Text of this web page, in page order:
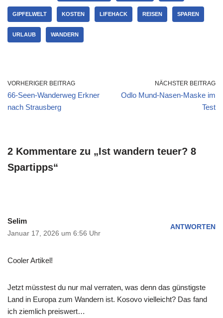
GIPFELWELT KOSTEN LIFEHACK REISEN SPAREN
URLAUB WANDERN
VORHERIGER BEITRAG
66-Seen-Wanderweg Erkner
nach Strausberg
NÄCHSTER BEITRAG
Odlo Mund-Nasen-Maske im
Test
2 Kommentare zu „Ist wandern teuer? 8
Spartipps“
Selim
Januar 17, 2026 um 6:56 Uhr
ANTWORTEN
Cooler Artikel!
Jetzt müsstest du nur mal verraten, was denn das günstigste
Land in Europa zum Wandern ist. Kosovo vielleicht? Das fand
ich ziemlich preiswert…